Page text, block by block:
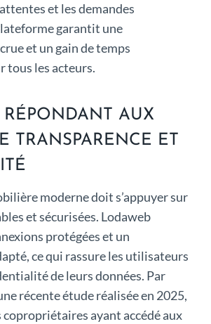
et les demandes
garantit une
et un gain de temps
tous les acteurs.
AUX
TRANSPARENCE ET
moderne doit s’appuyer sur
et sécurisées. Lodaweb
protégées et un
ce qui rassure les utilisateurs
de leurs données. Par
récente étude réalisée en 2025,
copropriétaires ayant accédé aux